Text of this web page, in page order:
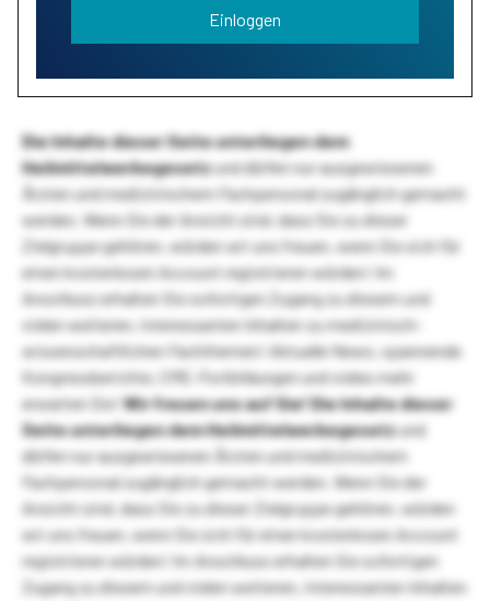
Einloggen
Die Inhalte dieser Seite unterliegen dem
Heilmittelwerbegesetzund dürfen nur ausgewiesenen
Ärzten und medizinischem Fachpersonal zugänglich gemacht
werden. Wenn Sie der Ansicht sind, dass Sie zu dieser
Zielgruppe gehören, würden wir uns freuen, wenn Sie sich für
einen kostenlosen Account registrieren würden! Im
Anschluss erhalten Sie sofortigen Zugang zu diesem und
vielen weiteren, interessanten Inhalten zu medizinisch-
wissenschaftlichen Fachthemen! Aktuelle News, spannende
Kongressberichte, CME-Fortbildungen und vieles mehr
erwarten Sie!Wir freuen uns auf Sie!Die Inhalte dieser
Seite unterliegen dem Heilmittelwerbegesetzund
dürfen nur ausgewiesenen Ärzten und medizinischem
Fachpersonal zugänglich gemacht werden. Wenn Sie der
Ansicht sind, dass Sie zu dieser Zielgruppe gehören, würden
wir uns freuen, wenn Sie sich für einen kostenlosen Account
registrieren würden! Im Anschluss erhalten Sie sofortigen
Zugang zu diesem und vielen weiteren, interessanten Inhalten